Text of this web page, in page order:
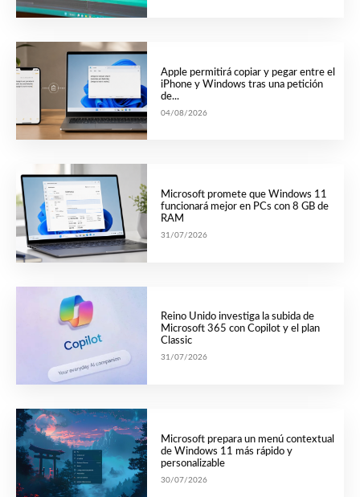
Apple permitirá copiar y pegar entre el
iPhone y Windows tras una petición
de...
04/08/2026
Microsoft promete que Windows 11
funcionará mejor en PCs con 8 GB de
RAM
31/07/2026
Reino Unido investiga la subida de
Microsoft 365 con Copilot y el plan
Classic
31/07/2026
Microsoft prepara un menú contextual
de Windows 11 más rápido y
personalizable
30/07/2026